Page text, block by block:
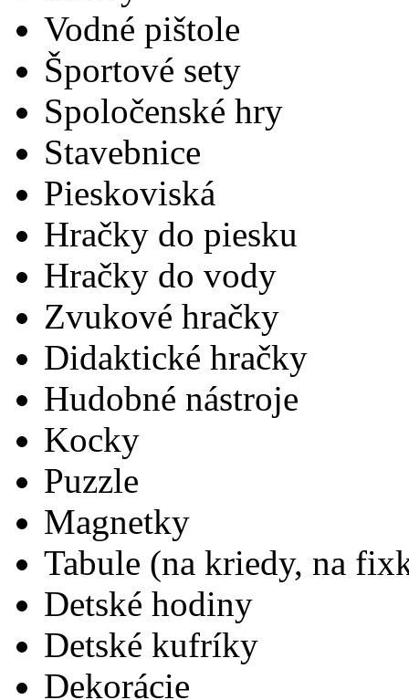
Vodné pištole
Športové sety
Spoločenské hry
Stavebnice
Pieskoviská
Hračky do piesku
Hračky do vody
Zvukové hračky
Didaktické hračky
Hudobné nástroje
Kocky
Puzzle
Magnetky
Tabule (na kriedy, na
Detské hodiny
Detské kufríky
Dekorácie